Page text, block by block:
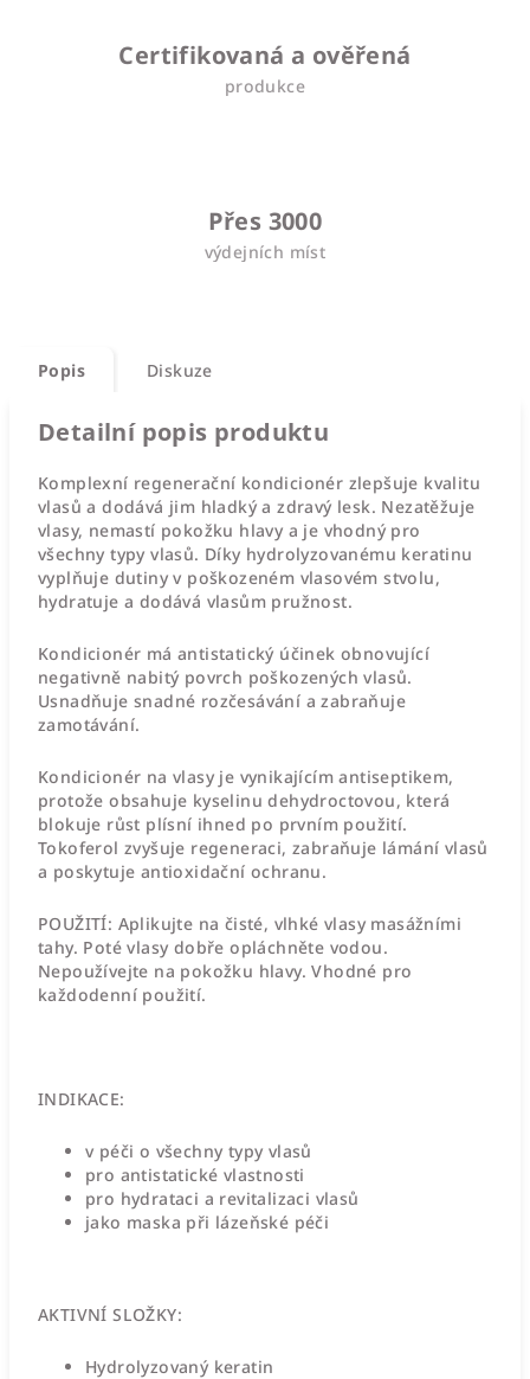
Certifikovaná a ověřená
produkce
Přes 3000
výdejních míst
Popis Diskuze
Detailní popis produktu
Komplexní regenerační kondicionér zlepšuje kvalitu
vlasů a dodává jim hladký a zdravý lesk. Nezatěžuje
vlasy, nemastí pokožku hlavy a je vhodný pro
všechny typy vlasů. Díky hydrolyzovanému keratinu
vyplňuje dutiny v poškozeném vlasovém stvolu,
hydratuje a dodává vlasům pružnost.
Kondicionér má antistatický účinek obnovující
negativně nabitý povrch poškozených vlasů.
Usnadňuje snadné rozčesávání a zabraňuje
zamotávání.
Kondicionér na vlasy je vynikajícím antiseptikem,
protože obsahuje kyselinu dehydroctovou, která
blokuje růst plísní ihned po prvním použití.
Tokoferol zvyšuje regeneraci, zabraňuje lámání vlasů
a poskytuje antioxidační ochranu.
POUŽITÍ: Aplikujte na čisté, vlhké vlasy masážními
tahy. Poté vlasy dobře opláchněte vodou.
Nepoužívejte na pokožku hlavy. Vhodné pro
každodenní použití.
INDIKACE:
v péči o všechny typy vlasů
pro antistatické vlastnosti
pro hydrataci a revitalizaci vlasů
jako maska při lázeňské péči
AKTIVNÍ SLOŽKY:
Hydrolyzovaný keratin